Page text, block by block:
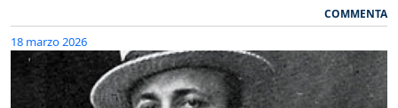
COMMENTA
18 marzo 2026